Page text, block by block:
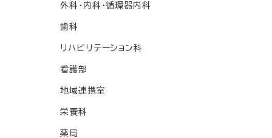
外科・内科・循環器内科
歯科
リハビリテーション科
看護部
地域連携室
栄養科
薬局